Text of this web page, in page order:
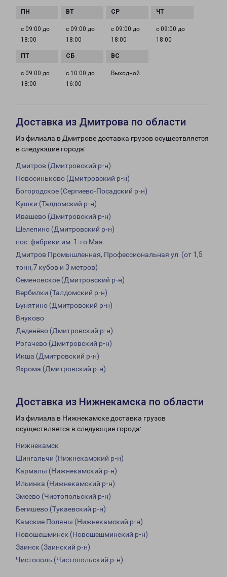
с 09:00 до
18:00
с 09:00 до
18:00
с 09:00 до
18:00
с 09:00 до
18:00
с 09:00 до
18:00
с 10:00 до
16:00
Выходной
Доставка из Дмитрова по области
Из филиала в Дмитрове доставка грузов осуществляется
в следующие города:
Дмитров (Дмитровский р-н)
Новосиньково (Дмитровский р-н)
Богородское (Сергиево-Посадский р-н)
Кушки (Талдомский р-н)
Ивашево (Дмитровский р-н)
Шелепино (Дмитровский р-н)
пос. фабрики им. 1-го Мая
Дмитров Промышленная, Профессиональная ул. (от 1,5
тонн,7 кубов и 3 метров)
Семеновское (Дмитровский р-н)
Вербилки (Талдомский р-н)
Бунятино (Дмитровский р-н)
Внуково
Деденёво (Дмитровский р-н)
Рогачево (Дмитровский р-н)
Икша (Дмитровский р-н)
Яхрома (Дмитровский р-н)
Доставка из Нижнекамска по области
Из филиала в Нижнекамске доставка грузов
осуществляется в следующие города:
Нижнекамск
Шингальчи (Нижнекамский р-н)
Кармалы (Нижнекамский р-н)
Ильинка (Нижнекамский р-н)
Змеево (Чистопольский р-н)
Бегишево (Тукаевский р-н)
Камские Поляны (Нижнекамский р-н)
Новошешминск (Новошешминский р-н)
Заинск (Заинский р-н)
Чистополь (Чистопольский р-н)